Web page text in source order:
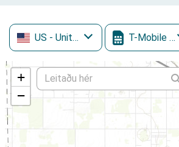
US - United States T-Mobile (inc. Sprint)
+
−